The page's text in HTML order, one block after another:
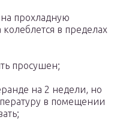
прохладную
в пределах
просушен;
на 2 недели, но
в помещении